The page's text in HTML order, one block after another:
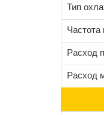
Тип
Расход
Расход